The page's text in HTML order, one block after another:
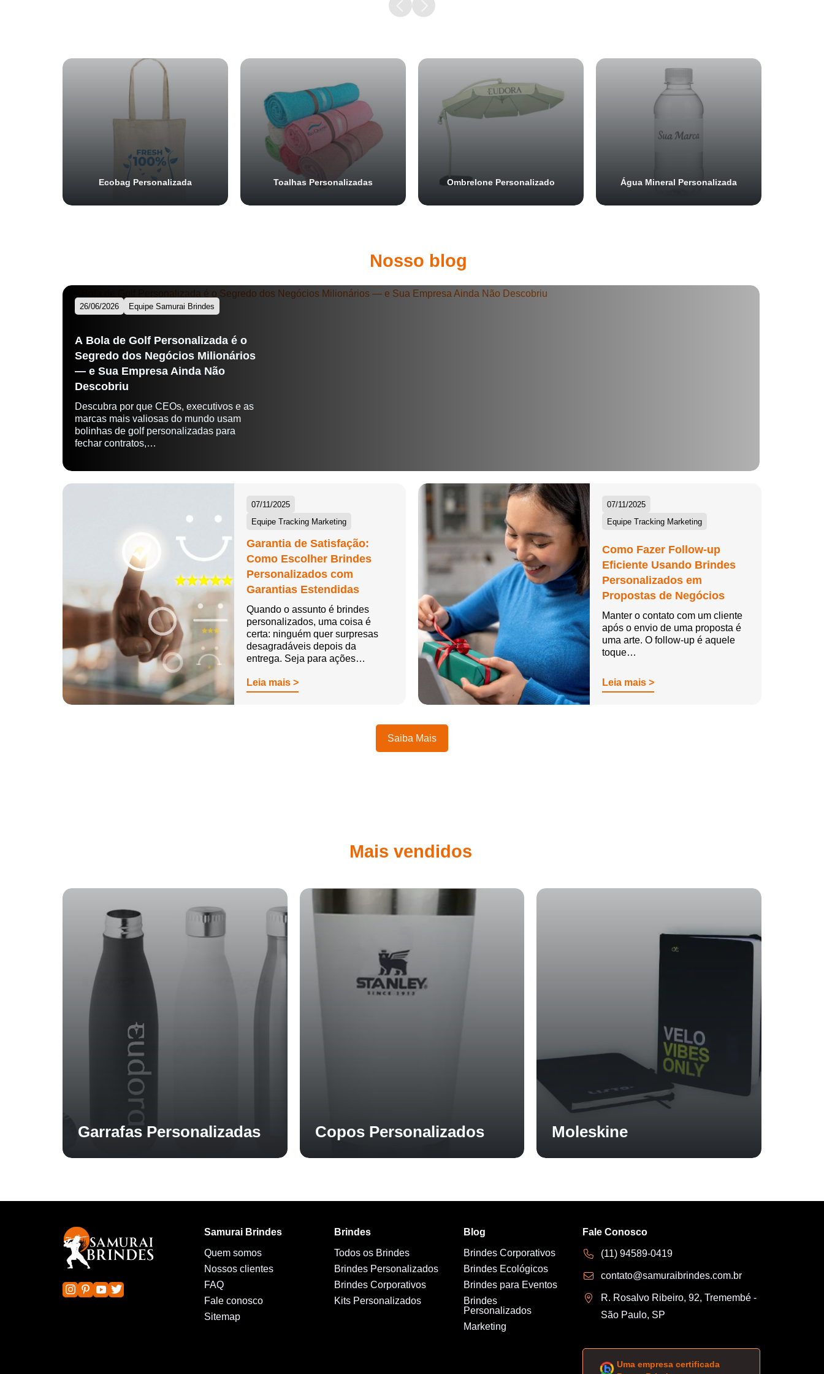
Ecobag Personalizada Toalhas Personalizadas Ombrelone Personalizado Água Mineral Personalizada
Nosso blog
26/06/2026 Equipe Samurai Brindes
A Bola de Golf Personalizada é o
Segredo dos Negócios Milionários
— e Sua Empresa Ainda Não
Descobriu
Descubra por que CEOs, executivos e as
marcas mais valiosas do mundo usam
bolinhas de golf personalizadas para
fechar contratos,…
07/11/2025
Equipe Tracking Marketing
Garantia de Satisfação:
Como Escolher Brindes
Personalizados com
Garantias Estendidas
Quando o assunto é brindes
personalizados, uma coisa é
certa: ninguém quer surpresas
desagradáveis depois da
entrega. Seja para ações…
Leia mais >
07/11/2025
Equipe Tracking Marketing
Como Fazer Follow-up
Eficiente Usando Brindes
Personalizados em
Propostas de Negócios
Manter o contato com um cliente
após o envio de uma proposta é
uma arte. O follow-up é aquele
toque…
Leia mais >
Saiba Mais
Mais vendidos
Garrafas Personalizadas Copos Personalizados Moleskine
Samurai Brindes
Quem somos
Nossos clientes
FAQ
Fale conosco
Sitemap
Brindes
Todos os Brindes
Brindes Personalizados
Brindes Corporativos
Kits Personalizados
Blog
Brindes Corporativos
Brindes Ecológicos
Brindes para Eventos
Brindes
Personalizados
Marketing
Fale Conosco
(11) 94589-0419
contato@samuraibrindes.com.br
R. Rosalvo Ribeiro, 92, Tremembé -
São Paulo, SP
Uma empresa certificada
Samurai Brindes
Iniciar conversa